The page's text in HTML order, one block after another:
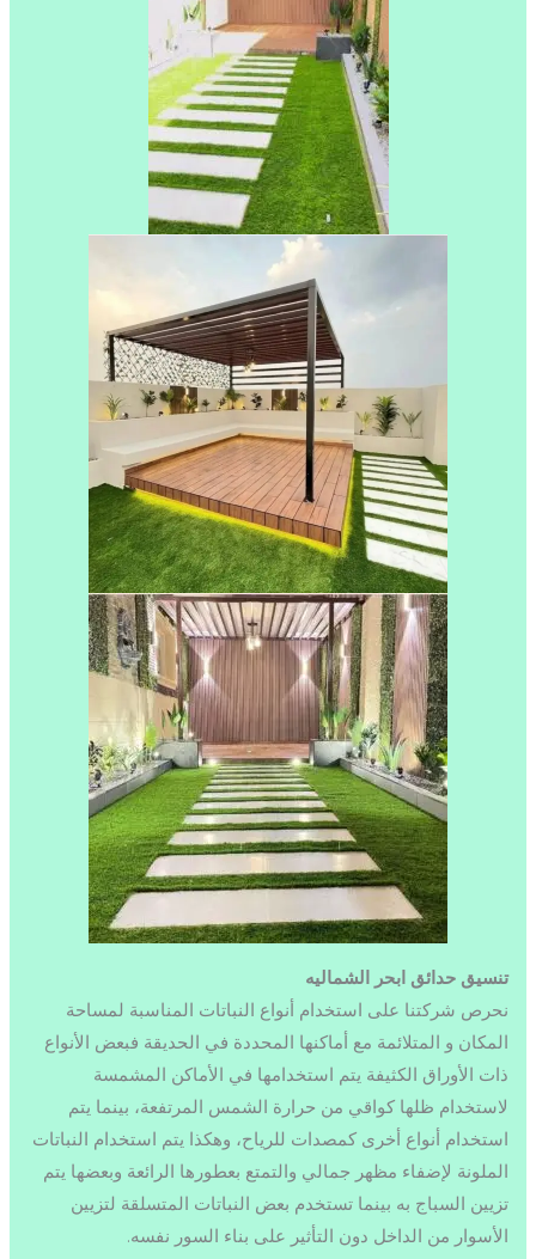
تنسيق حدائق ابحر الشماليه
نحرص شركتنا على استخدام أنواع النباتات المناسبة لمساحة
المكان و المتلائمة مع أماكنها المحددة في الحديقة فبعض الأنواع
ذات الأوراق الكثيفة يتم استخدامها في الأماكن المشمسة
لاستخدام ظلها كواقي من حرارة الشمس المرتفعة، بينما يتم
استخدام أنواع أخرى كمصدات للرياح، وهكذا يتم استخدام النباتات
الملونة لإضفاء مظهر جمالي والتمتع بعطورها الرائعة وبعضها يتم
تزيين السباج به بينما تستخدم بعض النباتات المتسلقة لتزيين
الأسوار من الداخل دون التأثير على بناء السور نفسه.